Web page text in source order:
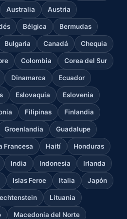
Australia Austria
Bélgica Bermudas
Bulgaria Canadá Chequia
Colombia Corea del Sur
Dinamarca Ecuador
Eslovaquia Eslovenia
Filipinas Finlandia
Groenlandia Guadalupe
Francesa Haití Honduras
India Indonesia Irlanda
Islas Feroe Italia Japón
Lituania
Macedonia del Norte